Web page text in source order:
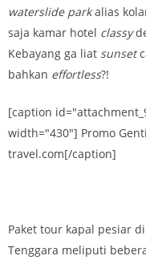
waterslide parkalias
saja kamar hotel classy
Kebayang ga liat sunset
bahkan effortless?!
[caption
width="430"] Promo
travel.com[/caption]
Paket tour kapal pesiar
Tenggara meliputi